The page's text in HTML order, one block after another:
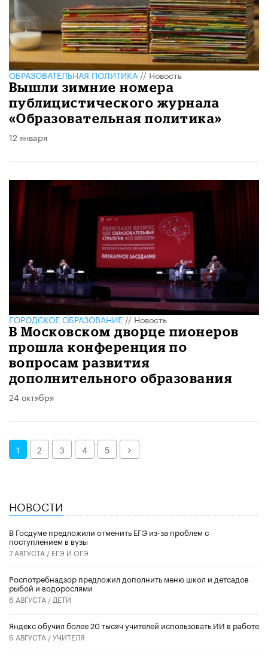
ОБРАЗОВАТЕЛЬНАЯ ПОЛИТИКА//Новость
Вышли зимние номера
публицистического журнала
«Образовательная политика»
12 января
ГОРОДСКОЕ ОБРАЗОВАНИЕ//Новость
​В Московском дворце пионеров
прошла конференция по
вопросам развития
дополнительного образования
24 октября
1 2 3 4 5 Далее
НОВОСТИ
В Госдуме предложили отменить ЕГЭ из-за проблем с
поступлением в вузы
7 АВГУСТА / ЕГЭ И ОГЭ
Роспотребнадзор предложил дополнить меню школ и детсадов
рыбой и водорослями
6 АВГУСТА / ДЕТИ
​Яндекс обучил более 20 тысяч учителей использовать ИИ в работе
6 АВГУСТА /УЧИТЕЛЯ